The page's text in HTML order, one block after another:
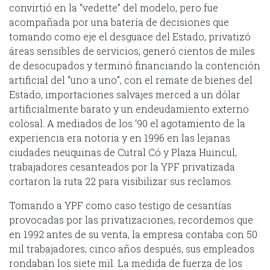
convirtió en la “vedette” del modelo, pero fue
acompañada por una batería de decisiones que
tomando como eje el desguace del Estado, privatizó
áreas sensibles de servicios, generó cientos de miles
de desocupados y terminó financiando la contención
artificial del “uno a uno”, con el remate de bienes del
Estado, importaciones salvajes merced a un dólar
artificialmente barato y un endeudamiento externo
colosal. A mediados de los ‘90 el agotamiento de la
experiencia era notoria y en 1996 en las lejanas
ciudades neuquinas de Cutral Có y Plaza Huincul,
trabajadores cesanteados por la YPF privatizada
cortaron la ruta 22 para visibilizar sus reclamos.
Tomando a YPF como caso testigo de cesantías
provocadas por las privatizaciones, recordemos que
en 1992 antes de su venta, la empresa contaba con 50
mil trabajadores; cinco años después, sus empleados
rondaban los siete mil. La medida de fuerza de los